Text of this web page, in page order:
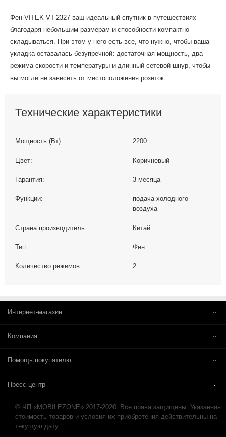
Фен VITEK VT-2327 ваш идеальный спутник в путешествиях
благодаря небольшим размерам и способности компактно
складываться. При этом у него есть все, что нужно, чтобы ваша
укладка оставалась безупречной: достаточная мощность, два
режима скорости и температуры и длинный сетевой шнур, чтобы
вы могли не зависеть от местоположения розеток.
Технические характеристики
Мощность (Вт): 2200
Цвет: Коричневый
Гарантия: 3 месяца
Функции:
подача холодного
воздуха
Страна производитель : Китай
Тип: Фен
Количество режимов: 2
Интернет-магазин
Компания
Помощь покупателю
Пресс-центр
© ЧП «MOBILEZONE» 2017-2020. Все права защищены. Указанная
стоимость товаров и условия их приобретения действительны на
текущую дату.